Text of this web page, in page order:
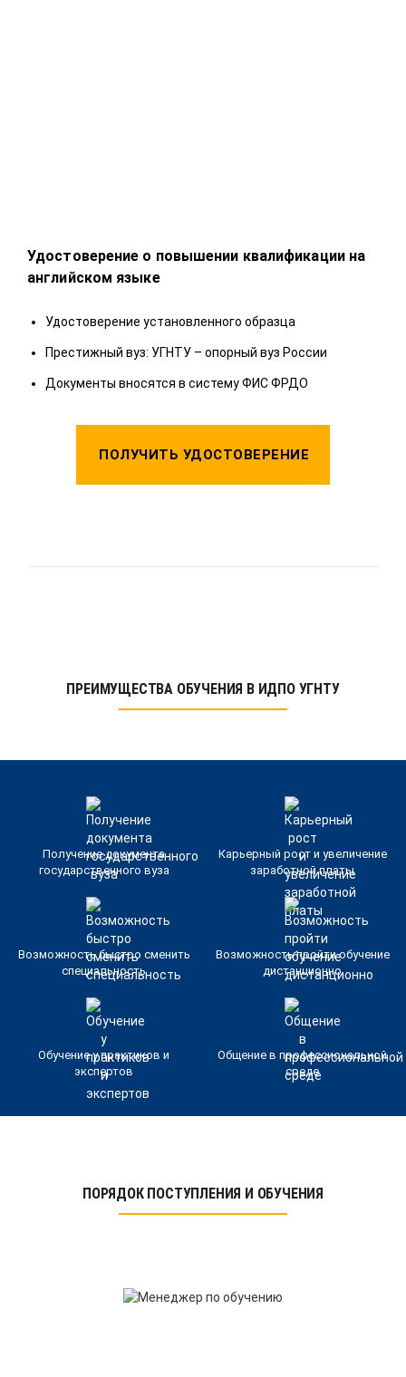
Удостоверение о повышении квалификации на
английском языке
Удостоверение установленного образца
Престижный вуз: УГНТУ – опорный вуз России
Документы вносятся в систему ФИС ФРДО
ПОЛУЧИТЬ УДОСТОВЕРЕНИЕ
ПРЕИМУЩЕСТВА ОБУЧЕНИЯ В ИДПО УГНТУ
Получение документа
государственного вуза
Карьерный рост и увеличение
заработной платы
Возможность быстро сменить
специальность
Возможность пройти обучение
дистанционно
Обучение у практиков и
экспертов
Общение в профессиональной
среде
ПОРЯДОК ПОСТУПЛЕНИЯ И ОБУЧЕНИЯ